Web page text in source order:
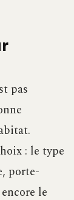
pas
: le type
porte-
le